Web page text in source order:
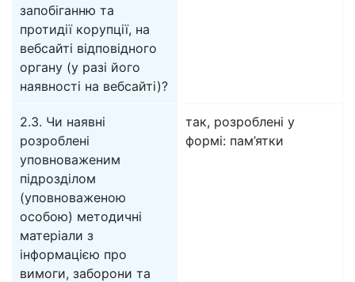
запобіганню та
протидії корупції, на
вебсайті відповідного
органу (у разі його
наявності на вебсайті)?
2.3. Чи наявні
розроблені
уповноваженим
підрозділом
(уповноваженою
особою) методичні
матеріали з
інформацією про
вимоги, заборони та
так, розроблені у
формі: пам’ятки